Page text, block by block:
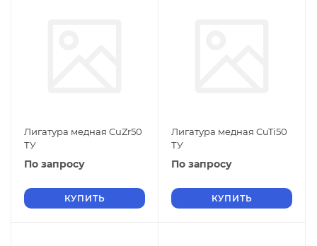
Лигатура медная CuZr50
ТУ
По запросу
КУПИТЬ
Лигатура медная CuTi50
ТУ
По запросу
КУПИТЬ